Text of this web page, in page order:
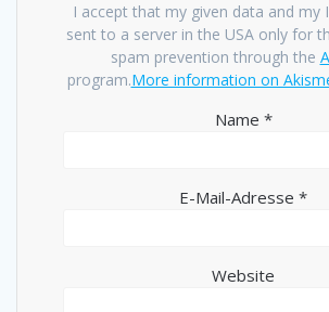
I accept that my given data and my
sent to a server in the USA only for
spam prevention through the
program.More information on
Name *
E-Mail-Adresse *
Website